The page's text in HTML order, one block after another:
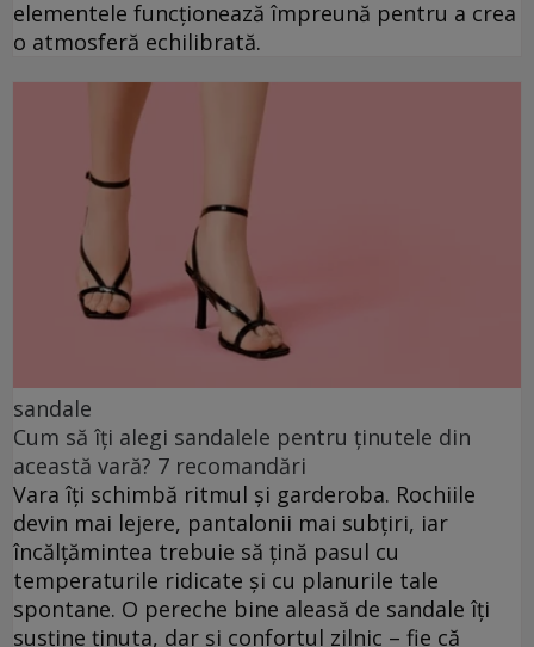
elementele funcționează împreună pentru a crea
o atmosferă echilibrată.
sandale
Cum să îți alegi sandalele pentru ținutele din
această vară? 7 recomandări
Vara îți schimbă ritmul și garderoba. Rochiile
devin mai lejere, pantalonii mai subțiri, iar
încălțămintea trebuie să țină pasul cu
temperaturile ridicate și cu planurile tale
spontane. O pereche bine aleasă de sandale îți
susține ținuta, dar și confortul zilnic – fie că